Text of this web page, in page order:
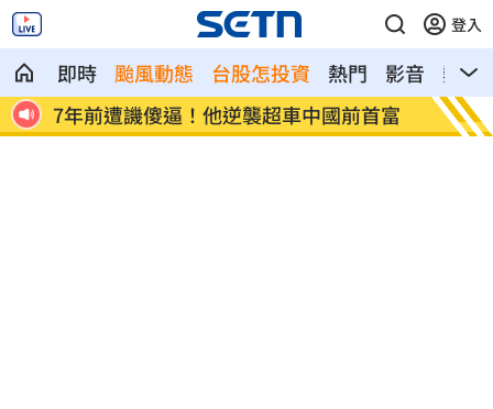
登入
即時 颱風動態 台股怎投資 熱門 影音
熱搜
首富
女兒一句話 兩老退休生活全變調
襲